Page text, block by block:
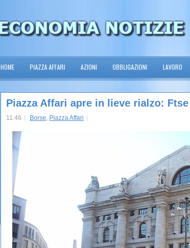
HOME PIAZZA AFFARI AZIONI OBBLIGAZIONI LAVORO
Piazza Affari apre in lieve rialzo:
11:46 Borse, Piazza Affari